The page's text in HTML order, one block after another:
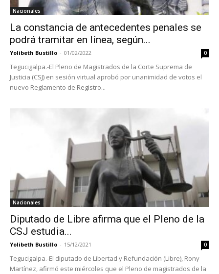
Nacionales
La constancia de antecedentes penales se
podrá tramitar en línea, según...
Yolibeth Bustillo - 01/02/2022 0
Tegucigalpa.-El Pleno de Magistrados de la Corte Suprema de
Justicia (CSJ) en sesión virtual aprobó por unanimidad de votos el
nuevo Reglamento de Registro...
Nacionales
Diputado de Libre afirma que el Pleno de la
CSJ estudia...
Yolibeth Bustillo - 15/12/2021 0
Tegucigalpa.-El diputado de Libertad y Refundación (Libre), Rony
Martínez, afirmó este miércoles que el Pleno de magistrados de la